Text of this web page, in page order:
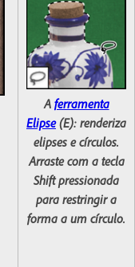
A ferramenta
Elipse (E): renderiza
elipses e círculos.
Arraste com a tecla
Shift pressionada
para restringir a
forma a um círculo.